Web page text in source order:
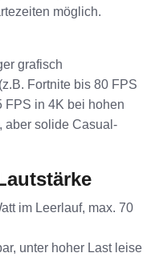
möglich.
grafisch
Fortnite bis 80 FPS
FPS in 4K bei hohen
aber solide Casual-
im Leerlauf, max. 70
unter hoher Last leise